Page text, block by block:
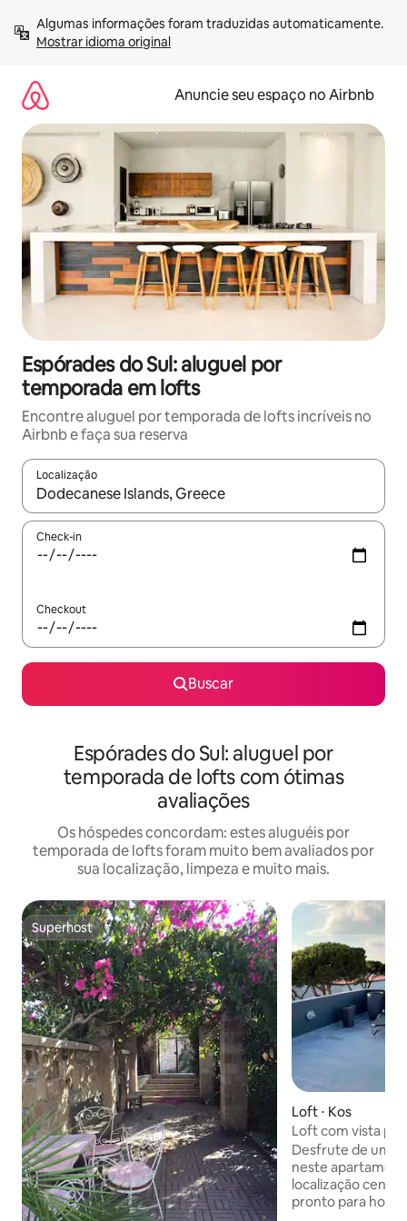
para
Mostrar idioma original
Anuncie seu espaço no Airbnb
Espórades do Sul: aluguel por
temporada em lofts
Encontre aluguel por temporada de lofts incríveis no
Airbnb e faça sua reserva
Localização
Quando os resultados estiverem disponíveis, explore-os
Check-in
Checkout
Buscar
Espórades do Sul: aluguel por
temporada de lofts com ótimas
avaliações
Os hóspedes concordam: estes aluguéis por
temporada de lofts foram muito bem avaliados por
sua localização, limpeza e muito mais.
Superhost
Superhost
Loft ⋅ Kos
Loft com vista
Desfrute de uma
neste
localização
pronto para